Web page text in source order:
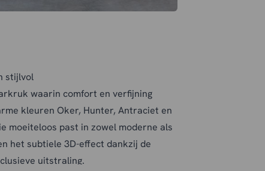
stijlvol
waarin comfort en verfijning
kleuren Oker, Hunter, Antraciet en
moeiteloos past in zowel moderne als
het subtiele 3D-effect dankzij de
uitstraling.